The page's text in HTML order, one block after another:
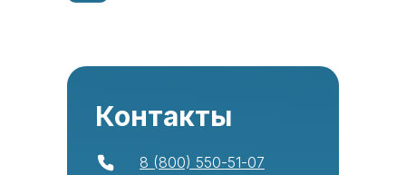
8 (800) 550-51-07
Контакты